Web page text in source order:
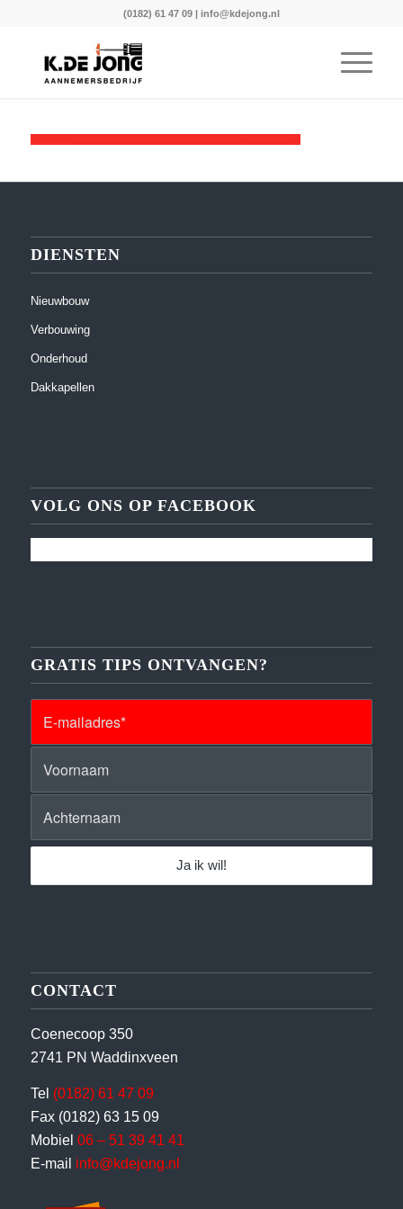
(0182) 61 47 09| info@kdejong.nl
DIENSTEN
Nieuwbouw
Verbouwing
Onderhoud
Dakkapellen
VOLG ONS OP FACEBOOK
GRATIS TIPS ONTVANGEN?
CONTACT
Coenecoop 350
2741 PN Waddinxveen
Tel (0182) 61 47 09
Fax (0182) 63 15 09
Mobiel 06 – 51 39 41 41
E-mail info@kdejong.nl